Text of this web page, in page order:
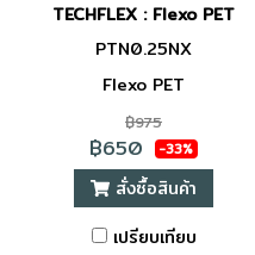
TECHFLEX : Flexo PET
PTN0.25NX
Flexo PET
฿975
฿650 -33%
สั่งซื้อสินค้า
เปรียบเทียบ